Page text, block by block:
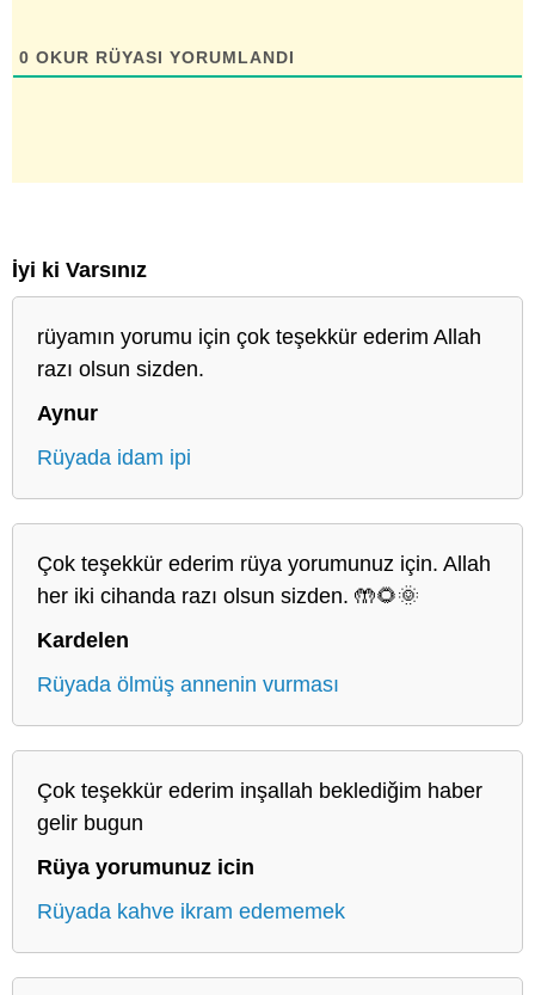
0 OKUR RÜYASI YORUMLANDI
İyi ki Varsınız
rüyamın yorumu için çok teşekkür ederim Allah
razı olsun sizden.
Aynur
Rüyada idam ipi
Çok teşekkür ederim rüya yorumunuz için. Allah
her iki cihanda razı olsun sizden. 🤲🌻🌞
Kardelen
Rüyada ölmüş annenin vurması
Çok teşekkür ederim inşallah beklediğim haber
gelir bugun
Rüya yorumunuz icin
Rüyada kahve ikram edememek